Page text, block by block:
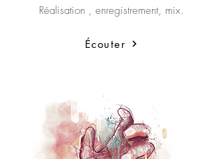
Réalisation , enregistrement, mix.
Écouter